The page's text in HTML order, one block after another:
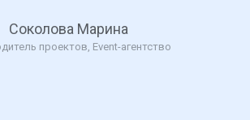
Соколова Марина
проектов, Event-агентство